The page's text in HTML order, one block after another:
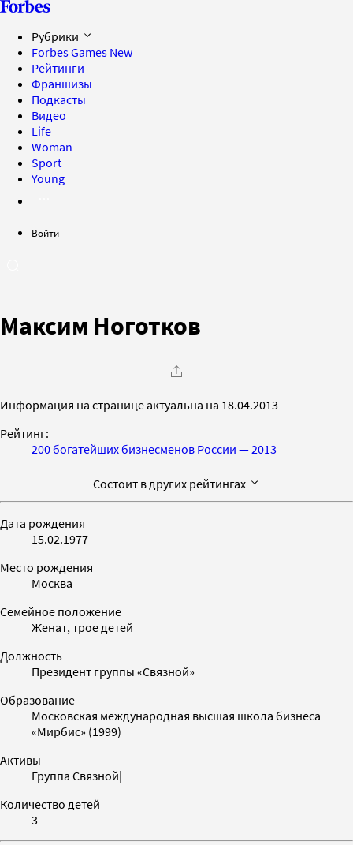
Рубрики
Forbes Games New
Рейтинги
Франшизы
Подкасты
Видео
Life
Woman
Sport
Young
Войти
Максим Ноготков
Информация на странице актуальна на 18.04.2013
Рейтинг:
200 богатейших бизнесменов России — 2013
Состоит в других рейтингах
Дата рождения
15.02.1977
Место рождения
Москва
Семейное положение
Женат, трое детей
Должность
Президент группы «Связной»
Образование
Московская международная высшая школа бизнеса
«Мирбис» (1999)
Активы
Группа Связной|
Количество детей
3